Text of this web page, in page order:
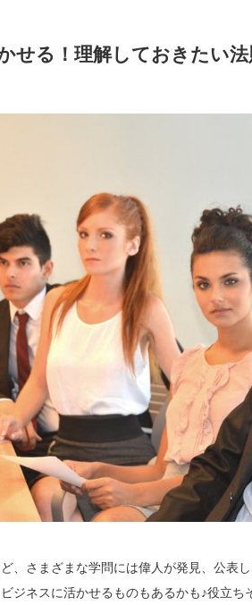
せる！理解しておきたい
、さまざまな学問には偉人が発見、公表
ジネスに活かせるものもあるかも♪役立ち